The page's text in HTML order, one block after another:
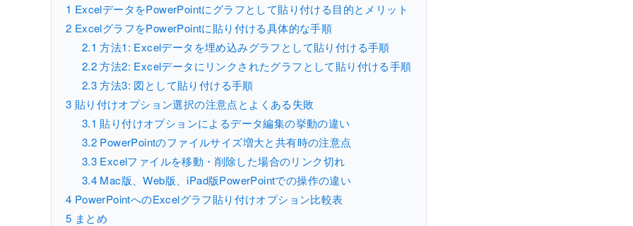
1 ExcelデータをPowerPointにグラフとして貼り付ける目的とメリット
2 ExcelグラフをPowerPointに貼り付ける具体的な手順
2.1 方法1: Excelデータを埋め込みグラフとして貼り付ける手順
2.2方法2: Excelデータにリンクされたグラフとして貼り付ける手順
2.3方法3: 図として貼り付ける手順
3 貼り付けオプション選択の注意点とよくある失敗
3.1 貼り付けオプションによるデータ編集の挙動の違い
3.2 PowerPointのファイルサイズ増大と共有時の注意点
3.3 Excelファイルを移動・削除した場合のリンク切れ
3.4 Mac版、Web版、iPad版PowerPointでの操作の違い
4 PowerPointへのExcelグラフ貼り付けオプション比較表
5 まとめ